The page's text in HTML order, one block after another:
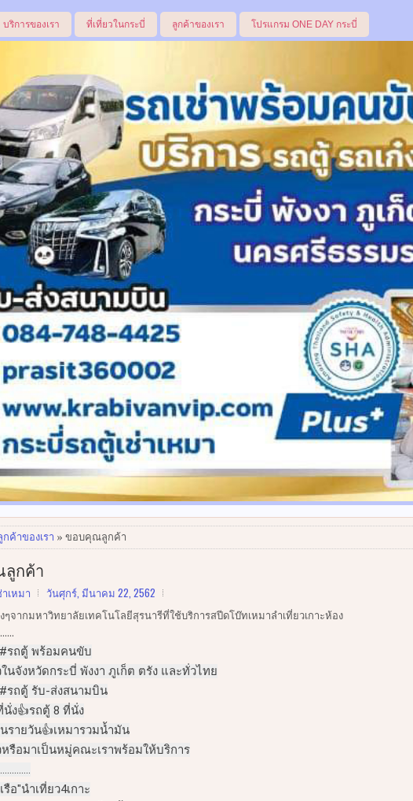
บริการของเรา ที่เที่ยวในกระบี่ ลูกค้าของเรา โปรแกรม ONE DAY กระบี่
กค้าของเรา » ขอบคุณลูกค้า
กค้า
เหมา วันศุกร์, มีนาคม 22, 2562
จากมหาวิทยาลัยเทคโนโลยีสุรนารีที่ใช้บริการสปีดโบ๊ทเหมาลำเที่ยวเกาะห้อง
รถตู้ พร้อมคนขับ
นจังหวัดกระบี่ พังงา ภูเก็ต ตรัง และทั่วไทย
รถตู้ รับ-ส่งสนามบิน
นั่ง👍รถตู้ 8 ที่นั่ง
นรายวัน👍เหมารวมน้ำมัน
หรือมาเป็นหมู่คณะเราพร้อมให้บริการ
รือ"นำเที่ยว4เกาะ